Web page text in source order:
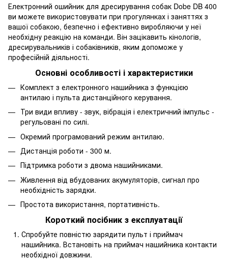
Електронний ошийник для дресирування собак Dobe DB 400
ви можете використовувати при прогулянках і заняттях з
вашої собакою, безпечно і ефективно виробляючи у неї
необхідну реакцію на команди. Він зацікавить кінологів,
дресирувальників і собаківників, яким допоможе у
професійній діяльності.
Основні особливості і характеристики
Комплект з електронного нашийника з функцією
антилаю і пульта дистанційного керування.
Три види впливу - звук, вібрація і електричний імпульс -
регульовані по силі.
Окремий програмований режим антилаю.
Дистанція роботи - 300 м.
Підтримка роботи з двома нашийниками.
Живлення від вбудованих акумуляторів, сигнал про
необхідність зарядки.
Простота використання, портативність.
Короткий посібник з експлуатації
Спробуйте повністю зарядити пульт і приймач
нашийника. Встановіть на приймач нашийника контакти
необхідної довжини.